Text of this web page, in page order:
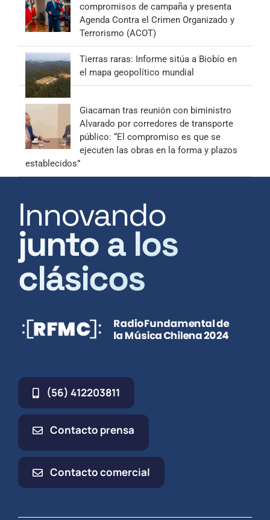
compromisos de campaña y presenta
Agenda Contra el Crimen Organizado y
Terrorismo (ACOT)
Tierras raras: Informe sitúa a Biobío en
el mapa geopolítico mundial
Giacaman tras reunión con biministro
Alvarado por corredores de transporte
público: “El compromiso es que se
ejecuten las obras en la forma y plazos
establecidos”
Innovando
junto a los
clásicos
(56) 412203811
Contacto prensa
Contacto comercial